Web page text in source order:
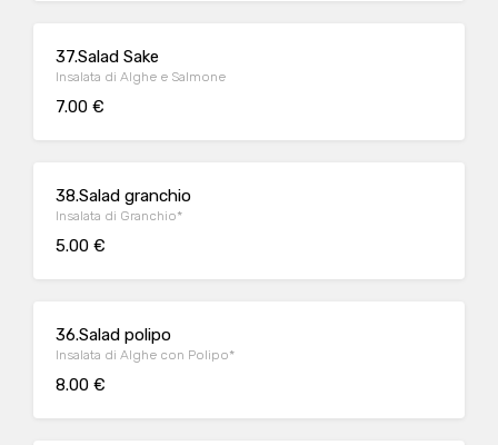
37.Salad Sake
Insalata di Alghe e Salmone
7.00 €
38.Salad granchio
Insalata di Granchio*
5.00 €
36.Salad polipo
Insalata di Alghe con Polipo*
8.00 €